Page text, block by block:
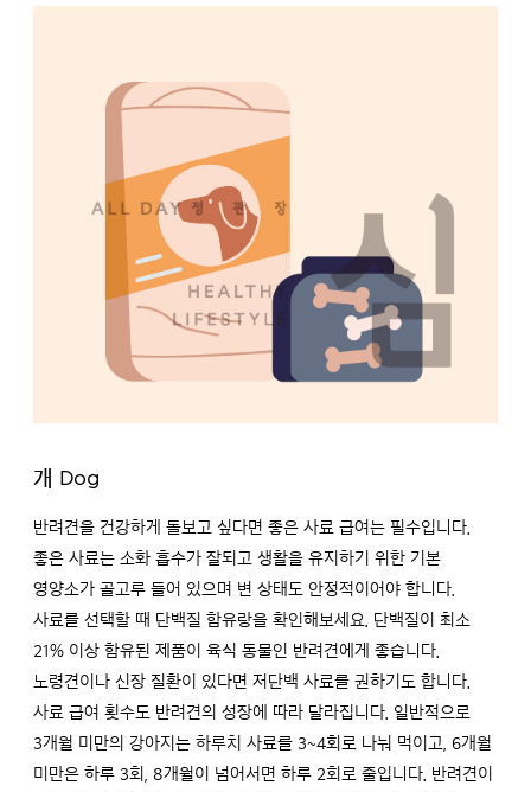
개 Dog
반려견을 건강하게 돌보고 싶다면 좋은 사료 급여는 필수입니다.
좋은 사료는 소화 흡수가 잘되고 생활을 유지하기 위한 기본
영양소가 골고루 들어 있으며 변 상태도 안정적이어야 합니다.
사료를 선택할 때 단백질 함유랑을 확인해보세요. 단백질이 최소
21% 이상 함유된 제품이 육식 동물인 반려견에게 좋습니다.
노령견이나 신장 질환이 있다면 저단백 사료를 권하기도 합니다.
사료 급여 횟수도 반려견의 성장에 따라 달라집니다. 일반적으로
3개월 미만의 강아지는 하루치 사료를 3~4회로 나눠 먹이고, 6개월
미만은 하루 3회, 8개월이 넘어서면 하루 2회로 줄입니다. 반려견이